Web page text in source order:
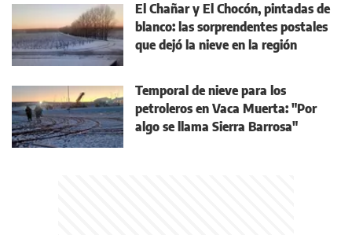
El Chañar y El Chocón, pintadas de
blanco: las sorprendentes postales
que dejó la nieve en la región
Temporal de nieve para los
petroleros en Vaca Muerta: "Por
algo se llama Sierra Barrosa"